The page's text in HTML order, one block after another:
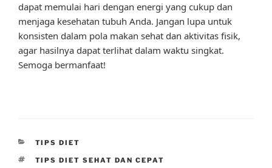
dapat memulai hari dengan energi yang cukup dan
menjaga kesehatan tubuh Anda. Jangan lupa untuk
konsisten dalam pola makan sehat dan aktivitas fisik,
agar hasilnya dapat terlihat dalam waktu singkat.
Semoga bermanfaat!
CATEGORIES
TIPS DIET
TAGS
TIPS DIET SEHAT DAN CEPAT